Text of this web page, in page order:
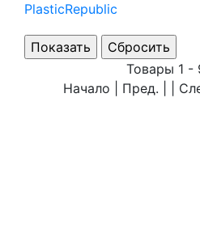
PlasticRepublic
Товары 1 -
Начало | Пред. | |